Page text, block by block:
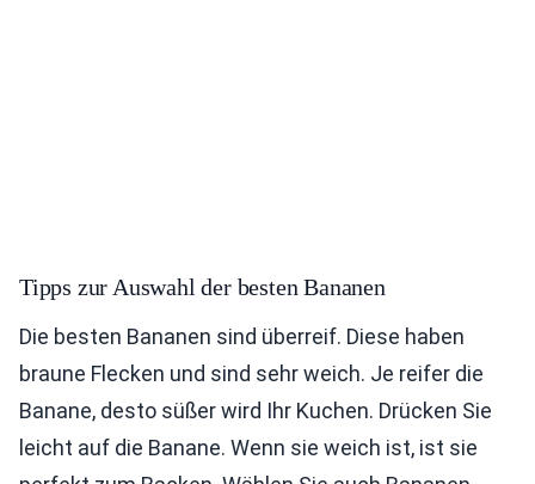
Tipps zur Auswahl der besten Bananen
Die besten Bananen sind überreif. Diese haben
braune Flecken und sind sehr weich. Je reifer die
Banane, desto süßer wird Ihr Kuchen. Drücken Sie
leicht auf die Banane. Wenn sie weich ist, ist sie